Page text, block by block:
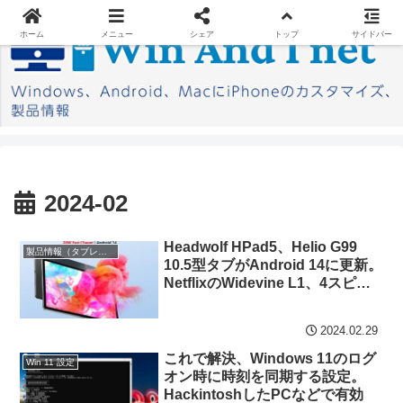
2024-02
Headwolf HPad5、Helio G99
10.5型タブがAndroid 14に更新。
NetflixのWidevine L1、4スピー
2024.02.29
Win 11 設定
これで解決、Windows 11のログ
オン時に時刻を同期する設定。
HackintoshしたPCなどで有効
ホーム メニュー シェア トップ サイドバー